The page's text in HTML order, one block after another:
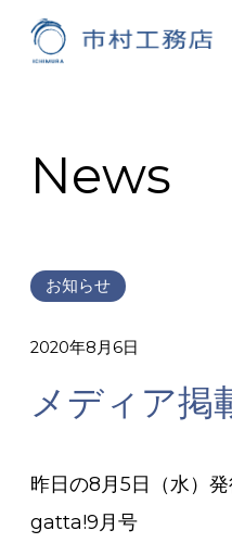
News
お知らせ
2020年8月6日
メディア掲
昨日の8月5日（水）
gatta!9月号